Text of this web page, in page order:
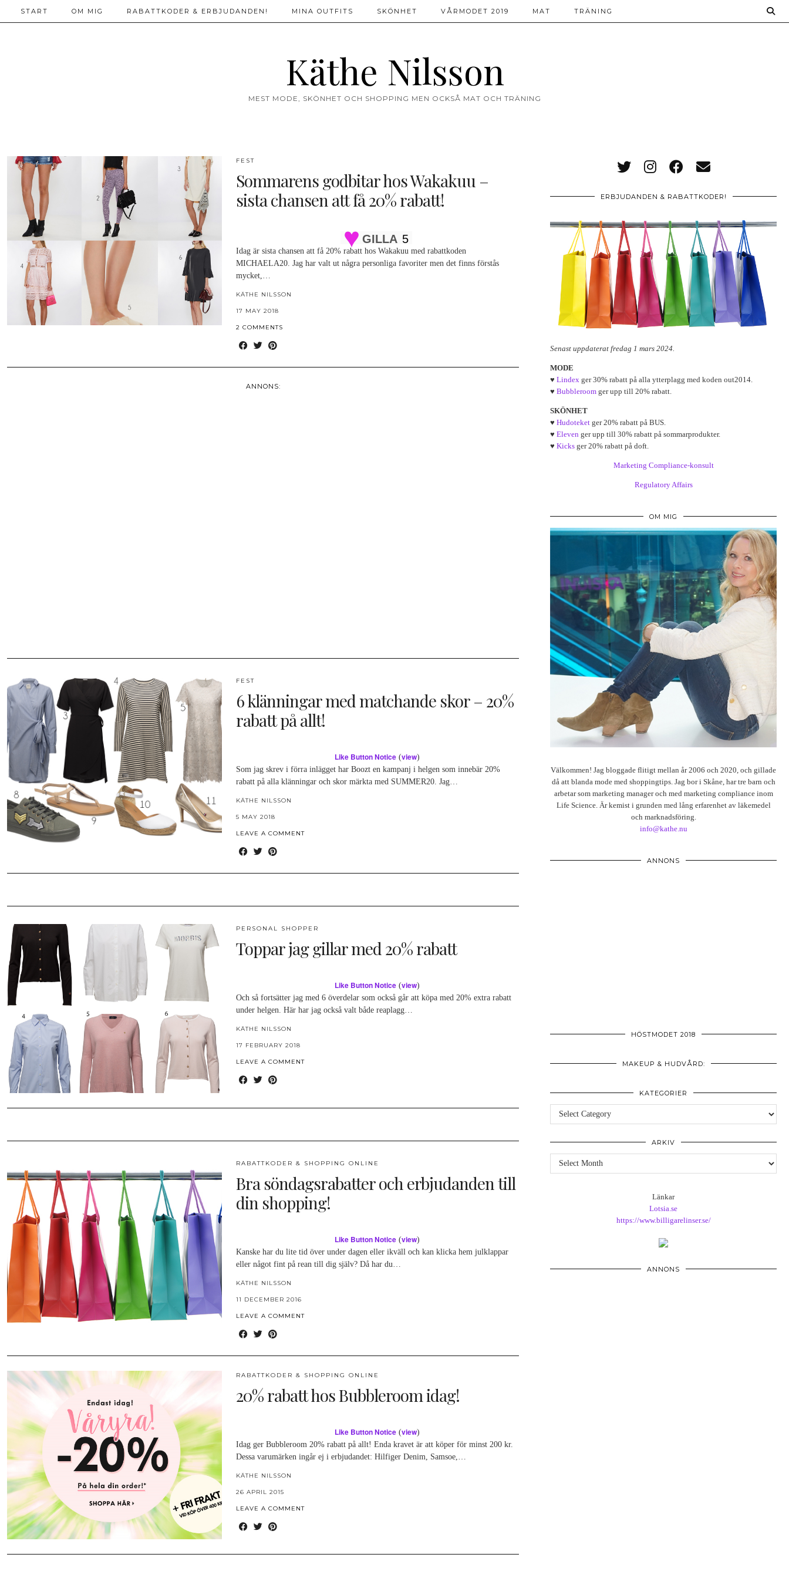
Käthe Nilsson
MEST MODE, SKÖNHET OCH SHOPPING MEN OCKSÅ MAT OCH TRÄNING
START OM MIG RABATTKODER & ERBJUDANDEN! MINA OUTFITS SKÖNHET VÅRMODET 2019 MAT TRÄNING
FEST
Sommarens godbitar hos Wakakuu –
sista chansen att få 20% rabatt!
GILLA 5
Idag är sista chansen att få 20% rabatt hos Wakakuu med rabattkoden
MICHAELA20. Jag har valt ut några personliga favoriter men det finns förstås
mycket,…
KÄTHE NILSSON
17 MAY 2018
2 COMMENTS
ANNONS:
FEST
6 klänningar med matchande skor – 20%
rabatt på allt!
Like Button Notice (view)
Som jag skrev i förra inlägget har Boozt en kampanj i helgen som innebär 20%
rabatt på alla klänningar och skor märkta med SUMMER20. Jag…
KÄTHE NILSSON
5 MAY 2018
LEAVE A COMMENT
PERSONAL SHOPPER
Toppar jag gillar med 20% rabatt
Like Button Notice (view)
Och så fortsätter jag med 6 överdelar som också går att köpa med 20% extra rabatt
under helgen. Här har jag också valt både reaplagg…
KÄTHE NILSSON
17 FEBRUARY 2018
LEAVE A COMMENT
RABATTKODER & SHOPPING ONLINE
Bra söndagsrabatter och erbjudanden till
din shopping!
Like Button Notice (view)
Kanske har du lite tid över under dagen eller ikväll och kan klicka hem julklappar
eller något fint på rean till dig själv? Då har du…
KÄTHE NILSSON
11 DECEMBER 2016
LEAVE A COMMENT
RABATTKODER & SHOPPING ONLINE
20% rabatt hos Bubbleroom idag!
Like Button Notice (view)
Idag ger Bubbleroom 20% rabatt på allt! Enda kravet är att köper för minst 200 kr.
Dessa varumärken ingår ej i erbjudandet: Hilfiger Denim, Samsoe,…
KÄTHE NILSSON
26 APRIL 2015
LEAVE A COMMENT
ERBJUDANDEN & RABATTKODER!
Senast uppdaterat fredag 1 mars 2024.
MODE
♥ Lindex ger 30% rabatt på alla ytterplagg med koden out2014.
♥ Bubbleroom ger upp till 20% rabatt.
SKÖNHET
♥ Hudoteket ger 20% rabatt på BUS.
♥ Eleven ger upp till 30% rabatt på sommarprodukter.
♥ Kicks ger 20% rabatt på doft.
Marketing Compliance-konsult
Regulatory Affairs
OM MIG
Välkommen! Jag bloggade flitigt mellan år 2006 och 2020, och gillade
då att blanda mode med shoppingtips. Jag bor i Skåne, har tre barn och
arbetar som marketing manager och med marketing compliance inom
Life Science. Är kemist i grunden med lång erfarenhet av läkemedel
och marknadsföring.
info@kathe.nu
ANNONS
HÖSTMODET 2018
MAKEUP & HUDVÅRD:
KATEGORIER
Kategorier
ARKIV
Arkiv
Länkar
Lotsia.se
https://www.billigarelinser.se/
ANNONS